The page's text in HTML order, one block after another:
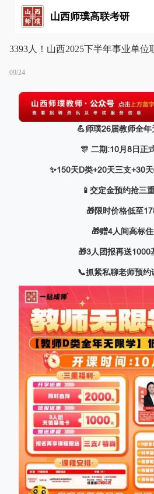
山西师璞高联考研
3393人！山西2025下半年事业单位
09/24
💪师璞26届教师全年
🎊 二期:10月8日正
✨150天D类+20天三支+30
📱交定金预约抢三
🎁限时价格低至
🎁赠4人间高标住
🎁3人团报再送1000
📞抓紧私聊老师预约